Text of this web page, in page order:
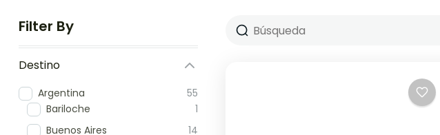
Filter By
Destino
Argentina
55
Bariloche
1
Buenos Aires
14